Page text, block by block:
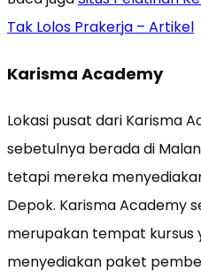
Tak Lolos Prakerja – Artikel
Karisma Academy
Lokasi pusat dari Karisma
sebetulnya berada di
tetapi mereka
Depok. Karisma Academy
merupakan tempat kursus
menyediakan paket